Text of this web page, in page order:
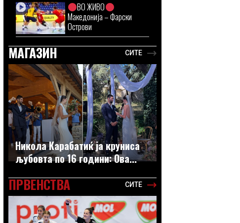
ВО ЖИВО
Македонија – Фарски
Острови
МАГАЗИН СИТЕ
Никола Карабатиќ ја круниса
љубовта по 16 години: Ова...
ПРВЕНСТВА СИТЕ